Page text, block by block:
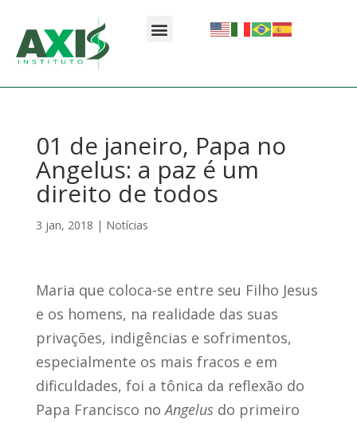
01 de janeiro, Papa no
Angelus: a paz é um
direito de todos
3 jan, 2018 | Notícias
Maria que coloca-se entre seu Filho Jesus
e os homens, na realidade das suas
privações, indigências e sofrimentos,
especialmente os mais fracos e em
dificuldades, foi a tônica da reflexão do
Papa Francisco no Angelus do primeiro